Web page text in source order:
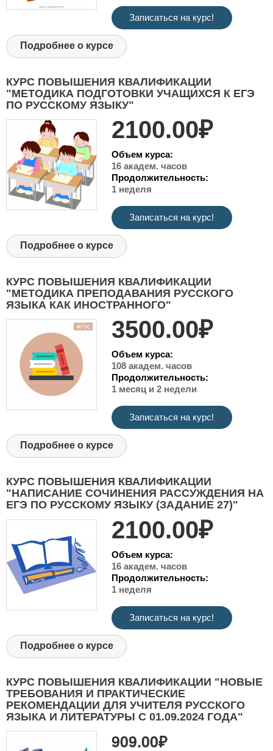
Записаться на курс!
Подробнее о курсе
КУРС ПОВЫШЕНИЯ КВАЛИФИКАЦИИ
"МЕТОДИКА ПОДГОТОВКИ УЧАЩИХСЯ К ЕГЭ
ПО РУССКОМУ ЯЗЫКУ"
2100.00₽
Объем курса:
16 академ. часов
Продолжительность:
1 неделя
Записаться на курс!
Подробнее о курсе
КУРС ПОВЫШЕНИЯ КВАЛИФИКАЦИИ
"МЕТОДИКА ПРЕПОДАВАНИЯ РУССКОГО
ЯЗЫКА КАК ИНОСТРАННОГО"
3500.00₽
Объем курса:
108 академ. часов
Продолжительность:
1 месяц и 2 недели
Записаться на курс!
Подробнее о курсе
КУРС ПОВЫШЕНИЯ КВАЛИФИКАЦИИ
"НАПИСАНИЕ СОЧИНЕНИЯ РАССУЖДЕНИЯ НА
ЕГЭ ПО РУССКОМУ ЯЗЫКУ (ЗАДАНИЕ 27)"
2100.00₽
Объем курса:
16 академ. часов
Продолжительность:
1 неделя
Записаться на курс!
Подробнее о курсе
КУРС ПОВЫШЕНИЯ КВАЛИФИКАЦИИ "НОВЫЕ
ТРЕБОВАНИЯ И ПРАКТИЧЕСКИЕ
РЕКОМЕНДАЦИИ ДЛЯ УЧИТЕЛЯ РУССКОГО
ЯЗЫКА И ЛИТЕРАТУРЫ С 01.09.2024 ГОДА"
909.00₽